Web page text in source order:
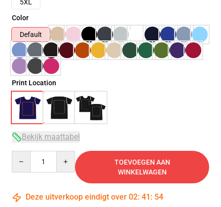
5XL
Color
Default
Print Location
Bekijk maattabel
TOEVOEGEN AAN
WINKELWAGEN
Deze uitverkoop eindigt over 02: 41 : 53